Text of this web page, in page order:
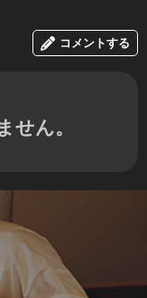
コメントする
せん。